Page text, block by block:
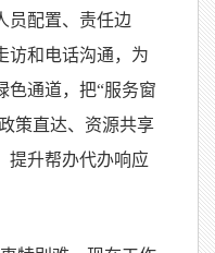
员配置、责任边
访和电话沟通，为
色通道，把“服务窗
策直达、资源共享
提升帮办代办响应